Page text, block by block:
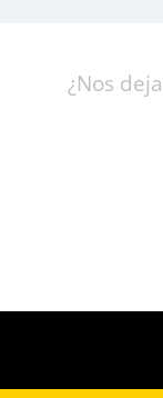
¿Nos